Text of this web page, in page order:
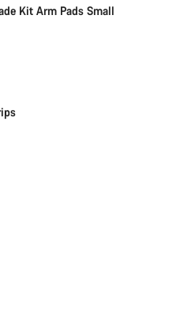
Kit Arm Pads Small